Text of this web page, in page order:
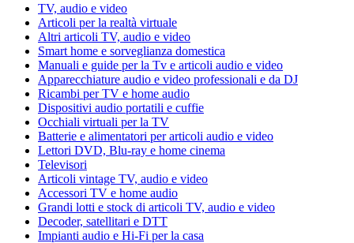
TV, audio e video
Articoli per la realtà virtuale
Altri articoli TV, audio e video
Smart home e sorveglianza domestica
Manuali e guide per la Tv e articoli audio e video
Apparecchiature audio e video professionali e da DJ
Ricambi per TV e home audio
Dispositivi audio portatili e cuffie
Occhiali virtuali per la TV
Batterie e alimentatori per articoli audio e video
Lettori DVD, Blu-ray e home cinema
Televisori
Articoli vintage TV, audio e video
Accessori TV e home audio
Grandi lotti e stock di articoli TV, audio e video
Decoder, satellitari e DTT
Impianti audio e Hi-Fi per la casa